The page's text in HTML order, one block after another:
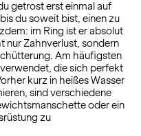
getrost erst einmal auf
du soweit bist, einen zu
im Ring ist er absolut
nur Zahnverlust, sondern
Am häufigsten
die sich perfekt
kurz in heißes Wasser
sind verschiedene
oder ein
zu